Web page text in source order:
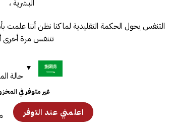
البشرية ،
التنفس يحول الحكمة التقليدية لما كنا نظن أننا علمت
تتنفس مرة أخرى
حالة
غير متوفر في